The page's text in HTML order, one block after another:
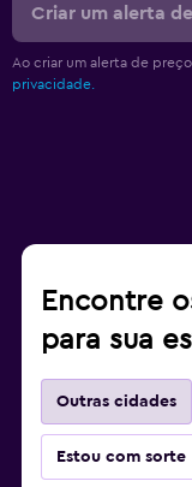
Criar um alerta
Ao criar um alerta de
privacidade.
Encontre
para sua
Outras cidades
Estou com sorte